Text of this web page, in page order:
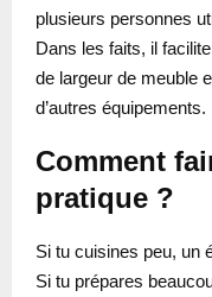
plusieurs personnes
Dans les faits, il
de largeur de meuble
d’autres équipements.
Comment
pratique ?
Si tu cuisines peu, un
Si tu prépares